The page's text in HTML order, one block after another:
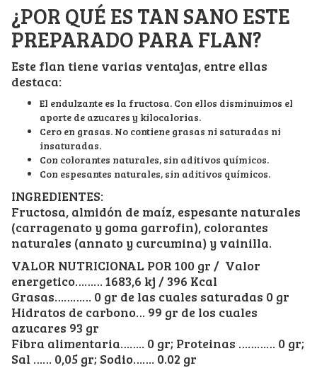
¿POR QUÉ ES TAN SANO ESTE
PREPARADO PARA FLAN?
Este flan tiene varias ventajas, entre ellas
destaca:
El endulzante es la fructosa. Con ellos disminuimos el
aporte de azucares y kilocalorias.
Cero en grasas. No contiene grasas ni saturadas ni
insaturadas.
Con colorantes naturales, sin aditivos químicos.
Con espesantes naturales, sin aditivos químicos.
INGREDIENTES:
Fructosa, almidón de maíz, espesante naturales
(carragenato y goma garrofin), colorantes
naturales (annato y curcumina) y vainilla.
VALOR NUTRICIONAL POR 100 gr / Valor
energetico……… 1683,6 kj / 396 Kcal
Grasas………… 0 gr de las cuales saturadas 0 gr
Hidratos de carbono… 99 gr de los cuales
azucares 93 gr
Fibra alimentaria…….. 0 gr; Proteinas ………… 0 gr;
Sal …… 0,05 gr; Sodio……. 0.02 gr